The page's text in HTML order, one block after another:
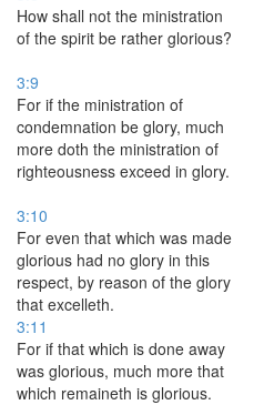
How shall not the ministration
of the spirit be rather glorious?
3:9
For if the ministration of
condemnation be glory, much
more doth the ministration of
righteousness exceed in glory.
3:10
For even that which was made
glorious had no glory in this
respect, by reason of the glory
that excelleth.
3:11
For if that which is done away
was glorious, much more that
which remaineth is glorious.